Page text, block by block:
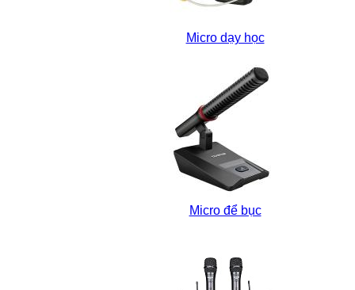
Micro dạy học
Micro để bục